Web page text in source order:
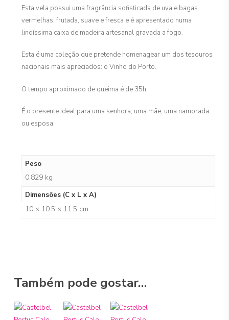
Esta vela possui uma fragrância sofisticada de uva e bagas
vermelhas, frutada, suave e fresca e é apresentado numa
lindíssima caixa de madeira artesanal gravada a fogo.
Esta é uma coleção que pretende homenagear um dos tesouros
nacionais mais apreciados: o Vinho do Porto.
O tempo aproximado de queima é de 35h.
É o presente ideal para uma senhora, uma mãe, uma namorada
ou esposa.
Peso
0.829 kg
Dimensões (C x L x A)
10 × 10.5 × 11.5 cm
Também pode gostar…